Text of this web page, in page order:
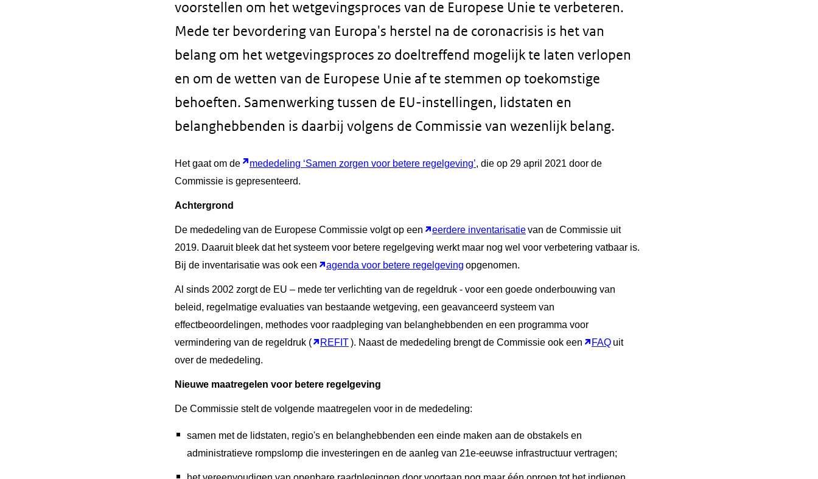
voorstellen om het wetgevingsproces van de Europese Unie te verbeteren.
Mede ter bevordering van Europa's herstel na de coronacrisis is het van
belang om het wetgevingsproces zo doeltreffend mogelijk te laten verlopen
en om de wetten van de Europese Unie af te stemmen op toekomstige
behoeften. Samenwerking tussen de EU-instellingen, lidstaten en
belanghebbenden is daarbij volgens de Commissie van wezenlijk belang.
Het gaat om de mededeling ‘Samen zorgen voor betere regelgeving’, die op 29 april 2021 door de
Commissie is gepresenteerd.
Achtergrond
De mededeling van de Europese Commissie volgt op een eerdere inventarisatievan de Commissie uit
2019. Daaruit bleek dat het systeem voor betere regelgeving werkt maar nog wel voor verbetering vatbaar is.
Bij de inventarisatie was ook een
agenda voor betere regelgeving opgenomen.
Al sinds 2002 zorgt de EU – mede ter verlichting van de regeldruk - voor een goede onderbouwing van
beleid, regelmatige evaluaties van bestaande wetgeving, een geavanceerd systeem van
effectbeoordelingen, methodes voor raadpleging van belanghebbenden en een programma voor
vermindering van de regeldruk (
REFIT). Naast de mededeling brengt de Commissie ook een FAQ uit
over de mededeling.
Nieuwe maatregelen voor betere regelgeving
De Commissie stelt de volgende maatregelen voor in de mededeling:
samen met de lidstaten, regio's en belanghebbenden een einde maken aan de obstakels en
administratieve rompslomp die investeringen en de aanleg van 21e-eeuwse infrastructuur vertragen;